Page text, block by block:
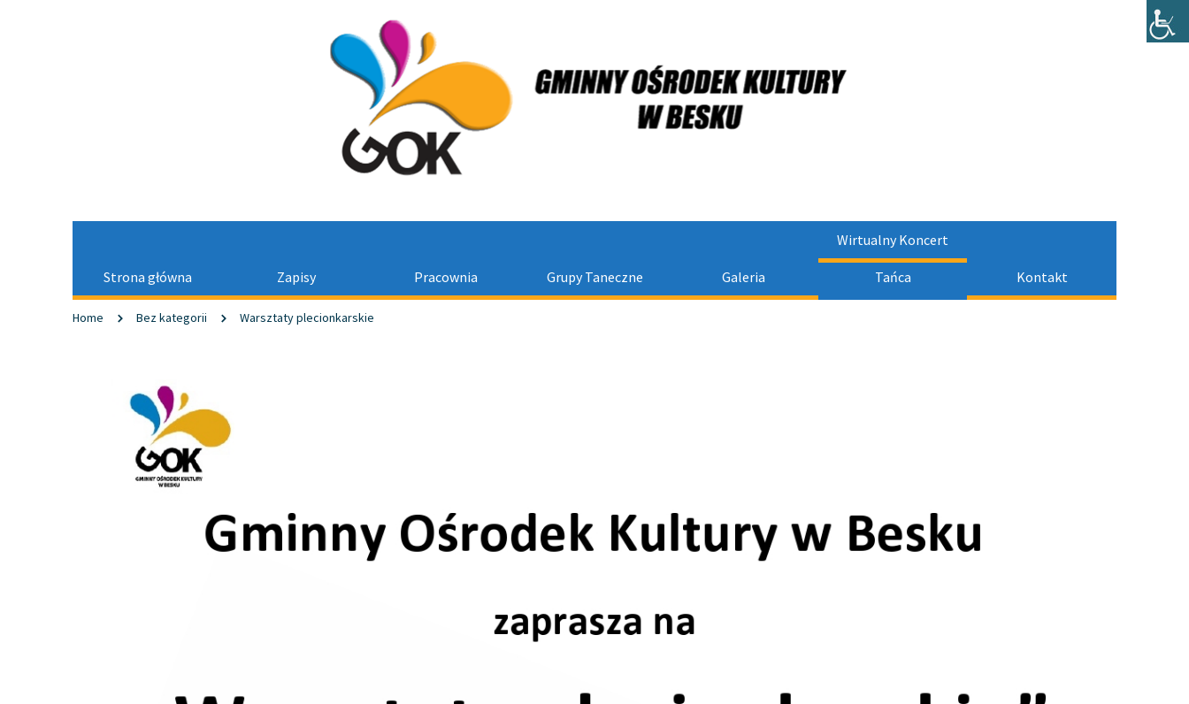
Strona główna Zapisy Pracownia Grupy Taneczne Galeria
Wirtualny Koncert
Tańca Kontakt
Home Bez kategorii Warsztaty plecionkarskie